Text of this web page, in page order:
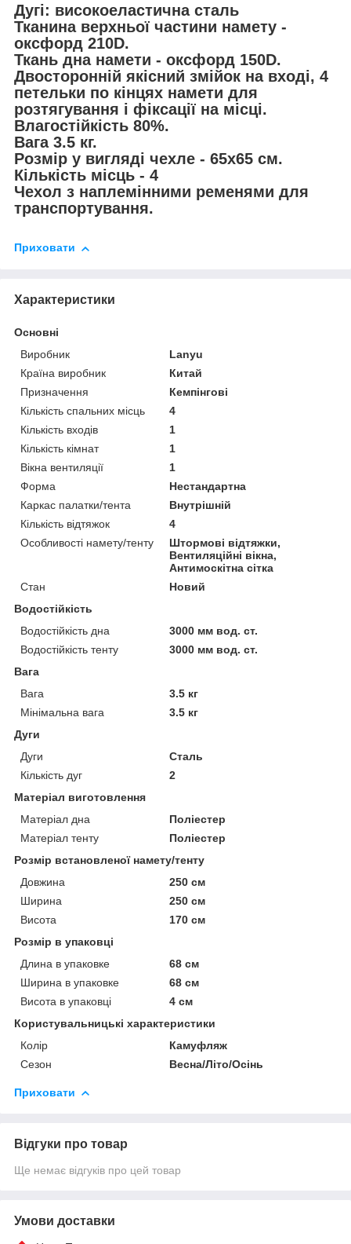
Дугі: високоеластична сталь
Тканина верхньої частини намету -
оксфорд 210D.
Ткань дна намети - оксфорд 150D.
Двосторонній якісний змійок на вході, 4
петельки по кінцях намети для
розтягування і фіксації на місці.
Влагостійкість 80%.
Вага 3.5 кг.
Розмір у вигляді чехле - 65х65 см.
Кількість місць - 4
Чехол з наплемінними ременями для
транспортування.
Приховати
Характеристики
Основні
Виробник
Lanyu
Країна виробник
Китай
Призначення
Кемпінгові
Кількість спальних місць
4
Кількість входів
1
Кількість кімнат
1
Вікна вентиляції
1
Форма
Нестандартна
Каркас палатки/тента
Внутрішній
Кількість відтяжок
4
Особливості намету/тенту
Штормові відтяжки,
Вентиляційні вікна,
Антимоскітна сітка
Стан
Новий
Водостійкість
Водостійкість дна
3000 мм вод. ст.
Водостійкість тенту
3000 мм вод. ст.
Вага
Вага
3.5 кг
Мінімальна вага
3.5 кг
Дуги
Дуги
Сталь
Кількість дуг
2
Матеріал виготовлення
Матеріал дна
Поліестер
Матеріал тенту
Поліестер
Розмір встановленої намету/тенту
Довжина
250 см
Ширина
250 см
Висота
170 см
Розмір в упаковці
Длина в упаковке
68 см
Ширина в упаковке
68 см
Висота в упаковці
4 см
Користувальницькі характеристики
Колір
Камуфляж
Сезон
Весна/Літо/Осінь
Приховати
Відгуки про товар
Ще немає відгуків про цей товар
Умови доставки